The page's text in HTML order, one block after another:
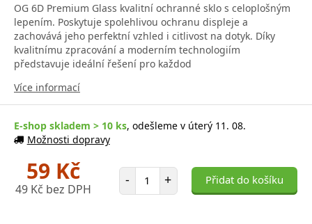
OG 6D Premium Glass kvalitní ochranné sklo s celoplošným
lepením. Poskytuje spolehlivou ochranu displeje a
zachovává jeho perfektní vzhled i citlivost na dotyk. Díky
kvalitnímu zpracování a moderním technologiím
představuje ideální řešení pro každod
Více informací
E-shop skladem > 10 ks, odešleme v úterý 11. 08.
Možnosti dopravy
59 Kč
49 Kč bez DPH
- Počet položek
+ Přidat do košíku